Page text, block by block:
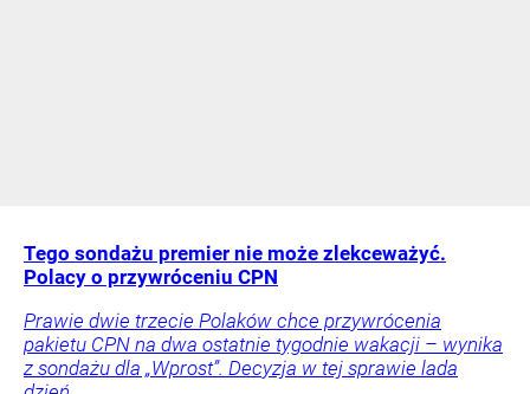
Tego sondażu premier nie może zlekceważyć.
Polacy o przywróceniu CPN
Prawie dwie trzecie Polaków chce przywrócenia
pakietu CPN na dwa ostatnie tygodnie wakacji – wynika
z sondażu dla „Wprost”. Decyzja w tej sprawie lada